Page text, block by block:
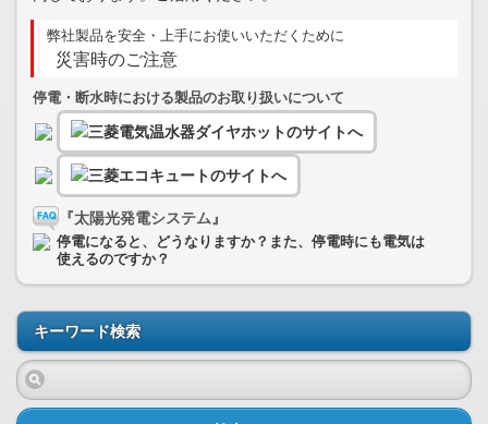
弊社製品を安全・上手にお使いいただくために
災害時のご注意
停電・断水時における製品のお取り扱いについて
『太陽光発電システム』
停電になると、どうなりますか？また、停電時にも電気は
使えるのですか？
キーワード検索